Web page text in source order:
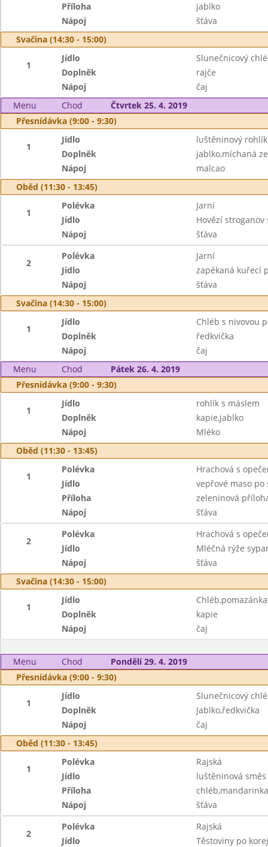
Příloha
jablko
Nápoj
šťáva
Svačina (14:30 - 15:00)
1
Jídlo
Slunečnicový
Doplněk
rajče
Nápoj
čaj
Menu
Chod
Čtvrtek 25. 4. 2019
Přesnídávka (9:00 - 9:30)
1
Jídlo
luštěninový
Doplněk
jablko,míchaná
Nápoj
malcao
Oběd (11:30 - 13:45)
1
Polévka
Jarní
Jídlo
Hovězí
Nápoj
šťáva
2
Polévka
Jarní
Jídlo
zapékaná kuřecí
Nápoj
šťáva
Svačina (14:30 - 15:00)
1
Jídlo
Chléb s nivovou
Doplněk
ředkvička
Nápoj
čaj
Menu
Chod
Pátek 26. 4. 2019
Přesnídávka (9:00 - 9:30)
1
Jídlo
rohlík s máslem
Doplněk
kapie,jablko
Nápoj
Mléko
Oběd (11:30 - 13:45)
1
Polévka
Hrachová s
Jídlo
vepřové maso
Příloha
zeleninová
Nápoj
šťáva
2
Polévka
Hrachová s
Jídlo
Mléčná rýže
Nápoj
šťáva
Svačina (14:30 - 15:00)
1
Jídlo
Doplněk
kapie
Nápoj
čaj
Menu Chod
Pondělí 29. 4. 2019
Přesnídávka (9:00 - 9:30)
1
Jídlo
Slunečnicový
Doplněk
Jablko,ředkvička
Nápoj
čaj
Oběd (11:30 - 13:45)
1
Polévka
Rajská
Jídlo
luštěninová
Příloha
chléb,mandarinka
Nápoj
šťáva
2
Polévka
Rajská
Jídlo
Těstoviny po